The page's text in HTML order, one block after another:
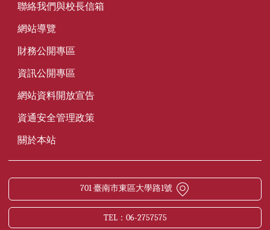
聯絡我們與校長信箱
網站導覽
財務公開專區
資訊公開專區
網站資料開放宣告
資通安全管理政策
關於本站
701 臺南市東區大學路1號
TEL：06-2757575